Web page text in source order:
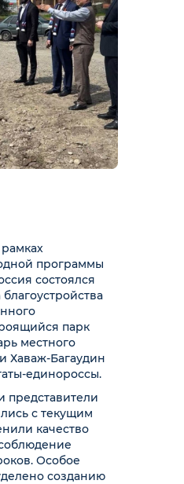
программы
состоялся
парк
местного
Хаваж-Багаудин
единороссы.
представители
с текущим
качество
Особое
созданию